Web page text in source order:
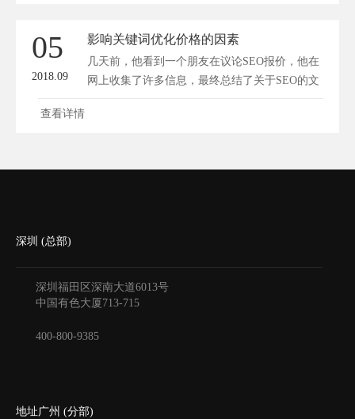
05
2018.09
影响关键词优化价格的因素
几天前，他看到一个朋友在议论SEO报价，他在
网上收集了许多信息，最终总结了关于SEO的文
章。...
查看详情
深圳 (总部)
深圳福田区深南大道6013号
中国有色大厦713-715
400-800-9385
地址广州 (分部)